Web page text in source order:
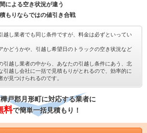
による空き状況が違う
もりならではの値引き合戦
越し業者でも同じ条件ですが、料金は必ずといってい
かどうかや、引越し希望日のトラックの空き状況など
引越し業者の中から、あなたの引越し条件にあう、北
引越し会社に一括で見積もりがとれるので、効率的に
見つけられるのです。
戸郡月形町に対応する業者に
料で簡単一括見積もり！